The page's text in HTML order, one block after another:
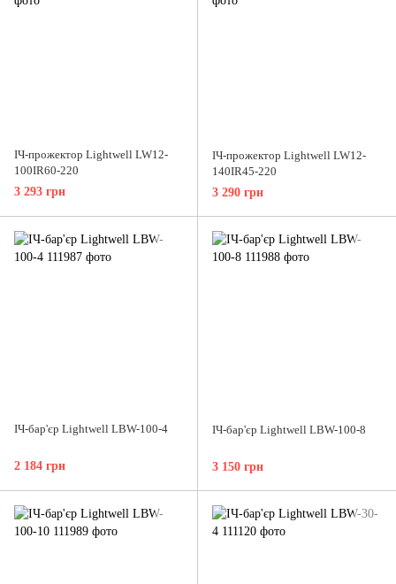
ІЧ-прожектор Lightwell LW12-
100IR60-220
3 293 грн
ІЧ-прожектор Lightwell LW12-
140IR45-220
3 290 грн
ІЧ-бар'єр Lightwell LBW-100-4
2 184 грн
ІЧ-бар'єр Lightwell LBW-100-8
3 150 грн